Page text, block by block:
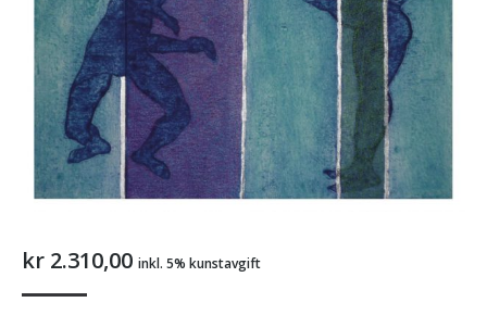
kr 2.310,00 inkl. 5% kunstavgift